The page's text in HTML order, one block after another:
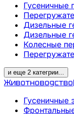
Гусеничные
Дизельные
Дизельные
Колесные
и еще 2 категрии...
Животноводство
Гусеничные